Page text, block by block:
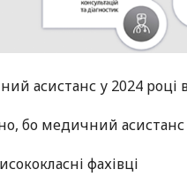
асистанс у 2024 році
бо медичний асистанс
фахівці